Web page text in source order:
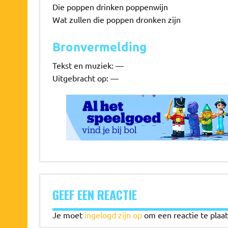
Die poppen drinken poppenwijn
Wat zullen die poppen dronken zijn
Bronvermelding
Tekst en muziek: —
Uitgebracht op: —
GEEF EEN REACTIE
Je moet ingelogd zijn opom een reactie te